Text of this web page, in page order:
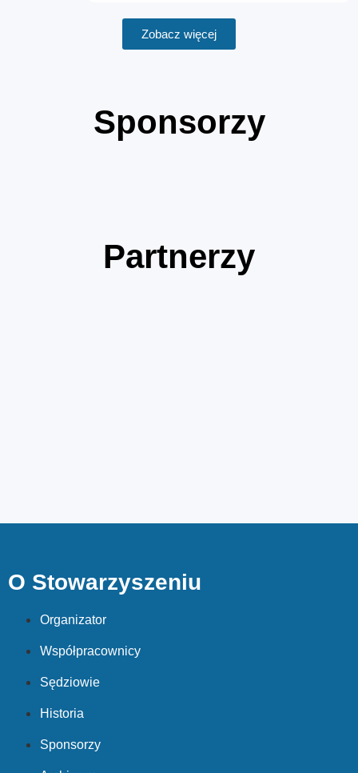
Zobacz więcej
Sponsorzy
Partnerzy
O Stowarzyszeniu
Organizator
Współpracownicy
Sędziowie
Historia
Sponsorzy